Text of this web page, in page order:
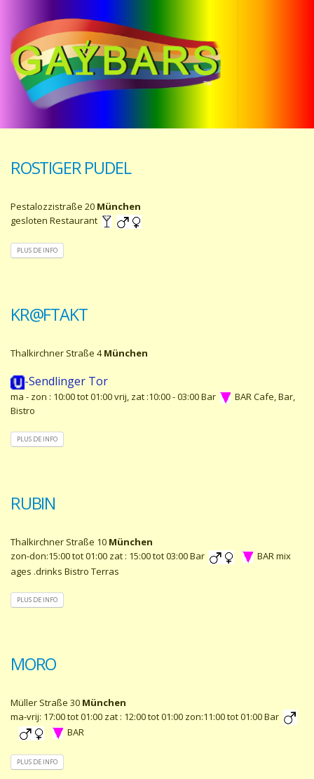
ROSTIGER PUDEL
Pestalozzistraße 20 München
gesloten Restaurant
PLUS DE INFO
KR@FTAKT
Thalkirchner Straße 4München
-Sendlinger Tor
ma - zon : 10:00 tot 01:00 vrij, zat :10:00 - 03:00 Bar
BAR Cafe, Bar,
Bistro
PLUS DE INFO
RUBIN
Thalkirchner Straße 10 München
zon-don:15:00 tot 01:00 zat : 15:00 tot 03:00 Bar
BAR mix
ages .drinks Bistro Terras
PLUS DE INFO
MORO
Müller Straße 30 München
ma-vrij: 17:00 tot 01:00 zat : 12:00 tot 01:00 zon:11:00 tot 01:00 Bar
BAR
PLUS DE INFO